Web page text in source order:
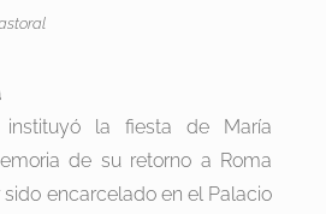
la fiesta de María
de su retorno a Roma
encarcelado en el Palacio